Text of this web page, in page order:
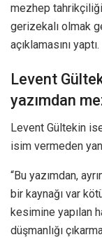
mezhep
gerizekalı olmak
açıklamasını yaptı.
Levent
yazımdan
Levent Gültekin ise
isim vermeden
“Bu yazımdan,
bir kaynağı var
kesimine yapılan
düşmanlığı